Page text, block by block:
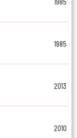
1985
2013
2010